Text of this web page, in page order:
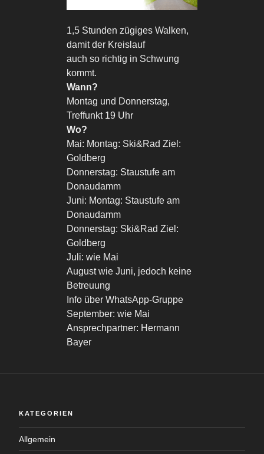
1,5 Stunden zügiges Walken,
damit der Kreislauf
auch so richtig in Schwung
kommt.
Wann?
Montag und Donnerstag,
Treffunkt 19 Uhr
Wo?
Mai: Montag: Ski&Rad Ziel:
Goldberg
Donnerstag: Staustufe am
Donaudamm
Juni: Montag: Staustufe am
Donaudamm
Donnerstag: Ski&Rad Ziel:
Goldberg
Juli: wie Mai
August wie Juni, jedoch keine
Betreuung
Info über WhatsApp-Gruppe
September: wie Mai
Ansprechpartner: Hermann
Bayer
KATEGORIEN
Allgemein